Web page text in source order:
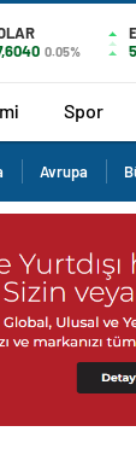
0.05%
Spor
Avrupa